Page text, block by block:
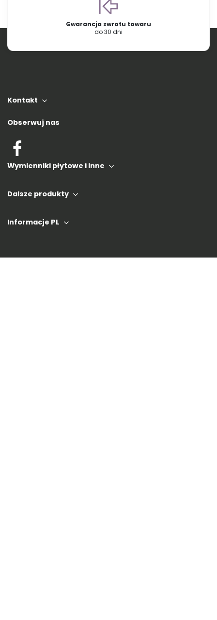
Gwarancja zwrotu towaru
do 30 dni
Kontakt
Obserwuj nas
Wymienniki płytowe i inne
Dalsze produkty
Informacje PL